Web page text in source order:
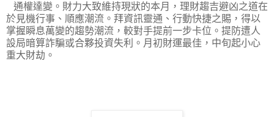
通權達變。財力大致維持現狀的本月，理財趨吉避凶之道在
於見機行事、順應潮流。拜資訊靈通、行動快捷之賜，得以
掌握瞬息萬變的趨勢潮流，較對手提前一步卡位。提防遭人
設局暗算詐騙或合夥投資失利。月初財運最佳，中旬起小心
重大財劫。